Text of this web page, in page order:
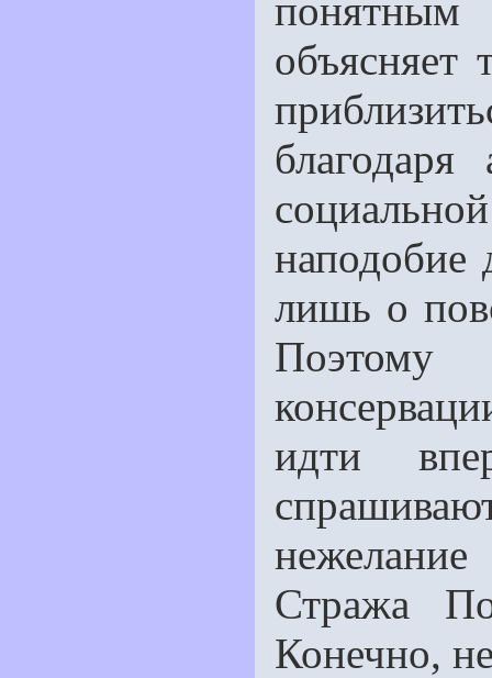
наподобие
лишь о
Поэтому
идти
Стража
Конечно,